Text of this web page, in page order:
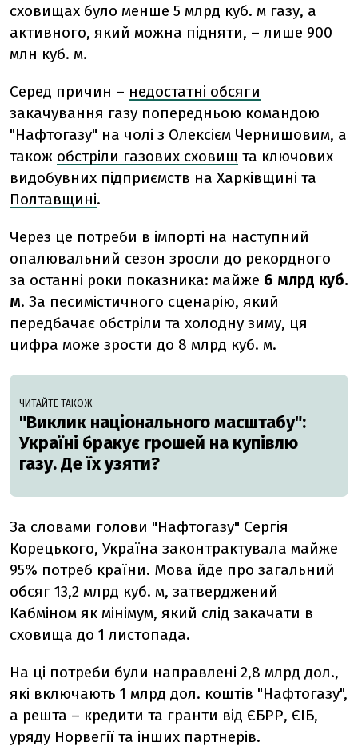
сховищах було менше 5 млрд куб. м газу, а
активного, який можна підняти, – лише 900
млн куб. м.
Серед причин – недостатні обсяги
закачування газу попередньою командою
"Нафтогазу" на чолі з Олексієм Чернишовим, а
також обстріли газових сховищ та ключових
видобувних підприємств на Харківщині та
Полтавщині.
Через це потреби в імпорті на наступний
опалювальний сезон зросли до рекордного
за останні роки показника: майже 6 млрд куб.
м. За песимістичного сценарію, який
передбачає обстріли та холодну зиму, ця
цифра може зрости до 8 млрд куб. м.
ЧИТАЙТЕ ТАКОЖ
"Виклик національного масштабу":
Україні бракує грошей на купівлю
газу. Де їх узяти?
За словами голови "Нафтогазу" Сергія
Корецького, Україна законтрактувала майже
95% потреб країни. Мова йде про загальний
обсяг 13,2 млрд куб. м, затверджений
Кабміном як мінімум, який слід закачати в
сховища до 1 листопада.
На ці потреби були направлені 2,8 млрд дол.,
які включають 1 млрд дол. коштів "Нафтогазу",
а решта – кредити та гранти від ЄБРР, ЄІБ,
уряду Норвегії та інших партнерів.